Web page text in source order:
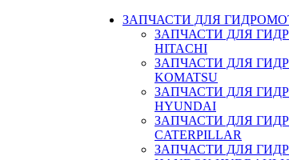
ЗАПЧАСТИ ДЛЯ
ЗАПЧАСТИ ДЛЯ
HITACHI
ЗАПЧАСТИ ДЛЯ
KOMATSU
ЗАПЧАСТИ ДЛЯ
HYUNDAI
ЗАПЧАСТИ ДЛЯ
CATERPILLAR
ЗАПЧАСТИ ДЛЯ